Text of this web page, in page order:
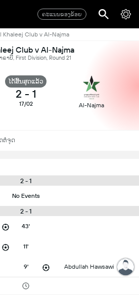
ຄະແນນຂອງຂ້ອຍ
Khaleej Club v Al-Najma
Club v Al-Najma
າບີ, First Division, Round 21
ໄດ້ສິ້ນສຸດແລ້ວ
2 - 1
17/02 Al-Najma
ຕໍ່ຈຸດ
2 - 1
No Events
2 - 1
43'
11'
9' Abdullah Hawsawi